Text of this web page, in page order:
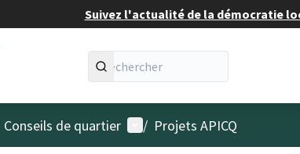
Suivez l'actualité de la démocratie
Conseils de quartier Menu utilisateur
/ Projets APICQ